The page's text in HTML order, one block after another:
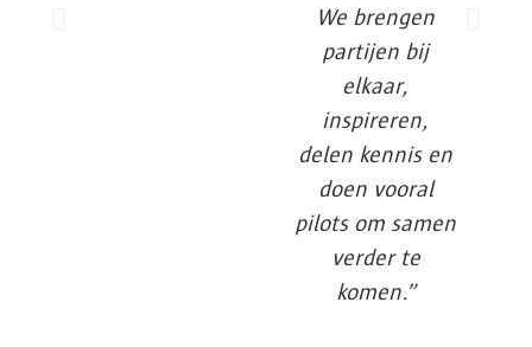
We brengen
partijen bij
elkaar,
inspireren,
delen kennis en
doen vooral
pilots om samen
verder te
komen.”